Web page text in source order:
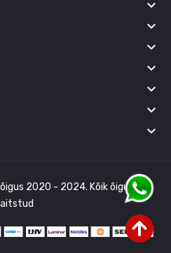
keyboard_arrow_down
keyboard_arrow_down
keyboard_arrow_down
keyboard_arrow_down
keyboard_arrow_down
keyboard_arrow_down
keyboard_arrow_down
2020 - 2024. Kõik õigused